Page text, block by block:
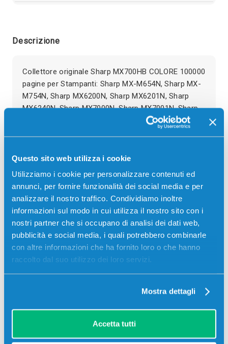
Questo sito web utilizza i cookie
Utilizziamo i cookie per personalizzare contenuti ed
annunci, per fornire funzionalità dei social media e per
analizzare il nostro traffico. Condividiamo inoltre
informazioni sul modo in cui utilizza il nostro sito con i
nostri partner che si occupano di analisi dei dati web,
pubblicità e social media, i quali potrebbero combinarle
con altre informazioni che ha fornito loro o che hanno
raccolto dal suo utilizzo dei loro servizi.
Mostra dettagli
Accetta tutti
Descrizione
Collettore originale Sharp MX700HB COLORE 100000
pagine per Stampanti: Sharp MX-M654N, Sharp MX-
M754N, Sharp MX6200N, Sharp MX6201N, Sharp
MX6240N, Sharp MX7000N, Sharp MX7001N, Sharp
Recensioni